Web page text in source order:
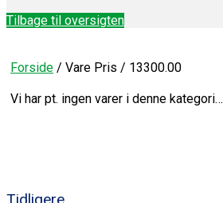
Tilbage til oversigten
Forside / Vare Pris / 13300.00
Vi har pt. ingen varer i denne kategori…